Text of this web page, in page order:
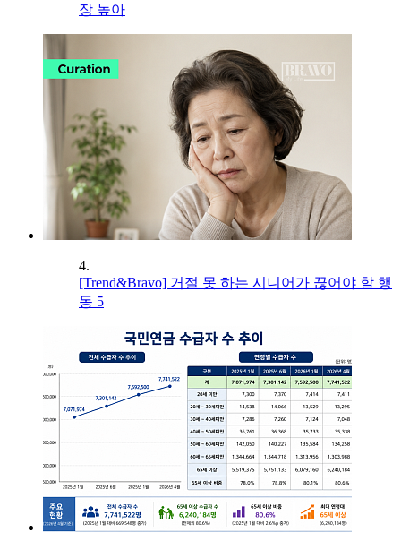
장 높아
4.
[Trend&Bravo] 거절 못 하는 시니어가 끊어야 할 행
동 5